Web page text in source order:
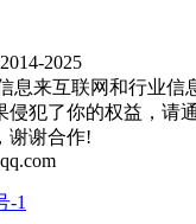
2025
息来互联网和行业信
侵犯了你的权益，请
谢谢合作!
-1